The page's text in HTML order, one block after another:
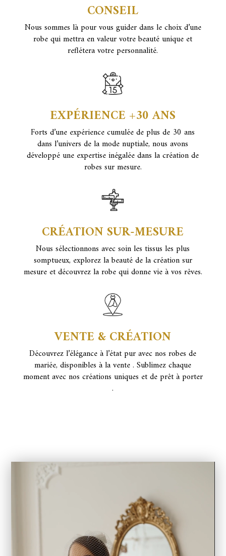
CONSEIL
Nous sommes là pour vous guider dans le choix d’une
robe qui mettra en valeur votre beauté unique et
reflétera votre personnalité.
EXPÉRIENCE +30 ANS
Forts d’une expérience cumulée de plus de 30 ans
dans l’univers de la mode nuptiale, nous avons
développé une expertise inégalée dans la création de
robes sur mesure.
CRÉATION SUR-MESURE
Nous sélectionnons avec soin les tissus les plus
somptueux, explorez la beauté de la création sur
mesure et découvrez la robe qui donne vie à vos rêves.
VENTE & CRÉATION
Découvrez l’élégance à l’état pur avec nos robes de
mariée, disponibles à la vente . Sublimez chaque
moment avec nos créations uniques et de prêt à porter
.